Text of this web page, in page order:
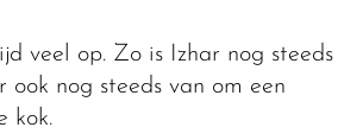
veel op. Zo is Izhar nog steeds
nog steeds van om een
kok.